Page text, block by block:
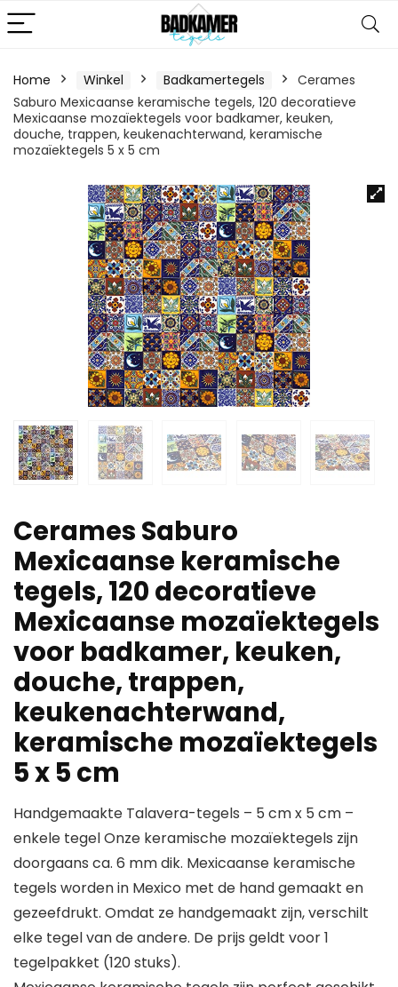
Home Winkel Badkamertegels
Cerames
Saburo Mexicaanse keramische tegels, 120 decoratieve
Mexicaanse mozaïektegels voor badkamer, keuken,
douche, trappen, keukenachterwand, keramische
mozaïektegels 5 x 5 cm
Cerames Saburo
Mexicaanse keramische
tegels, 120 decoratieve
Mexicaanse mozaïektegels
voor badkamer, keuken,
douche, trappen,
keukenachterwand,
keramische mozaïektegels
5 x 5 cm
Handgemaakte Talavera-tegels – 5 cm x 5 cm –
enkele tegel Onze keramische mozaïektegels zijn
doorgaans ca. 6 mm dik. Mexicaanse keramische
tegels worden in Mexico met de hand gemaakt en
gezeefdrukt. Omdat ze handgemaakt zijn, verschilt
elke tegel van de andere. De prijs geldt voor 1
tegelpakket (120 stuks).